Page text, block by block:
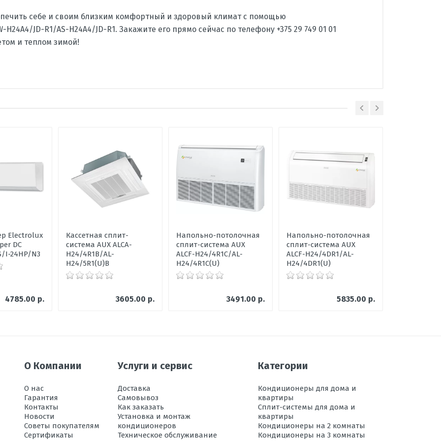
себе и своим близким комфортный и здоровый климат с помощью
H24A4/JD-R1/AS-H24A4/JD-R1 . Закажите его прямо сейчас по телефону +375 29 749 01 01
и теплом зимой!
дБ
28-48
Белый
Предварительный
А
А
нет
25
15
по 5 бальной шкале
Electrolux
DC
I-24HP/N3
4785.00 р.
Кассетная сплит-
система AUX ALCA-
H24/4R1B/AL-
H24/5R1(U)B
3605.00 р.
Напольно-потолочная
сплит-система AUX
ALCF-H24/4R1C/AL-
H24/4R1C(U)
3491.00 р.
Напольно-потолочная
сплит-система AUX
ALCF-H24/4DR1/AL-
H24/4DR1(U)
5835.00 р.
О Компании
О нас
Гарантия
Контакты
Новости
Советы покупателям
Сертификаты
Услуги и сервис
Доставка
Самовывоз
Как заказать
Установка и монтаж
кондиционеров
Техническое обслуживание
Категории
Кондиционеры для дома и
квартиры
Сплит-системы для дома и
квартиры
Кондиционеры на 2 комнаты
Кондиционеры на 3 комнаты